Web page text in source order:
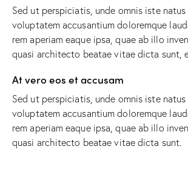
Sed ut perspiciatis, unde omnis iste
voluptatem accusantium doloremque
rem aperiam eaque ipsa, quae ab illo
quasi architecto beatae vitae dicta sunt,
At vero eos et accusam
Sed ut perspiciatis, unde omnis iste
voluptatem accusantium doloremque
rem aperiam eaque ipsa, quae ab illo
quasi architecto beatae vitae dicta sunt.